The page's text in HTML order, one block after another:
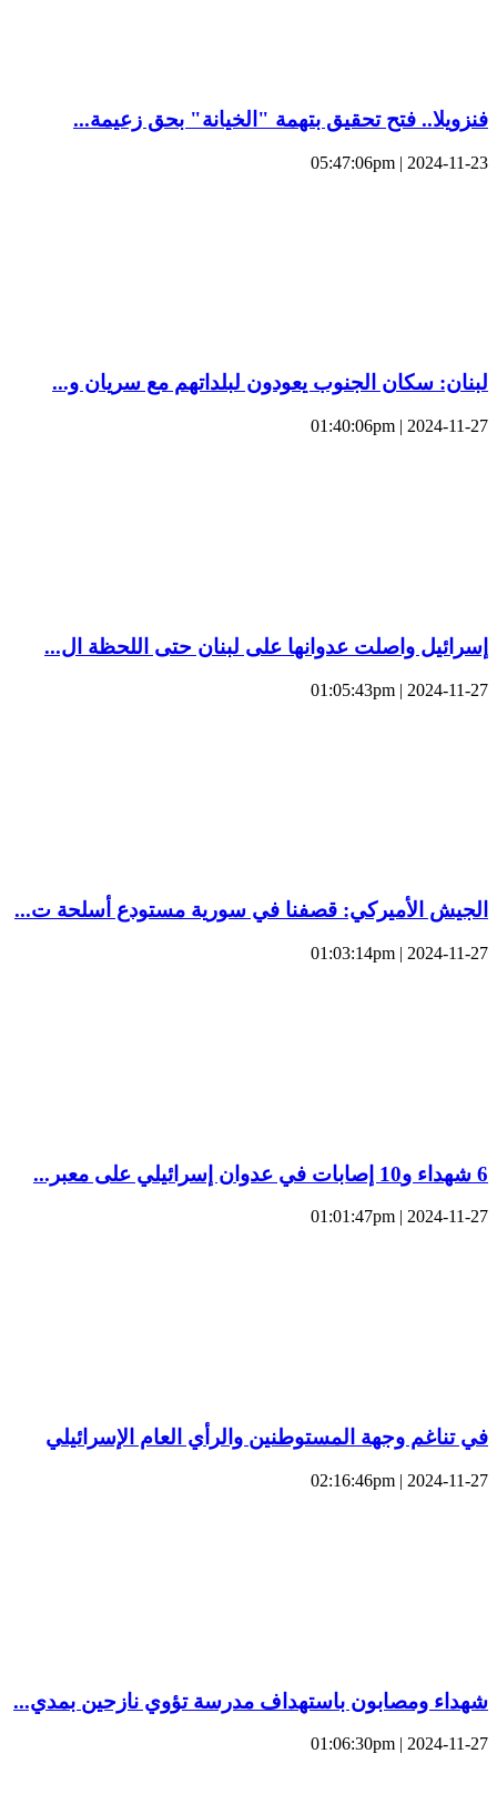
فنزويلا.. فتح تحقيق بتهمة "الخيانة" بحق زعيمة...
2024-11-23 | 05:47:06pm
لبنان: سكان الجنوب يعودون لبلداتهم مع سريان و...
2024-11-27 | 01:40:06pm
إسرائيل واصلت عدوانها على لبنان حتى اللحظة ال...
2024-11-27 | 01:05:43pm
الجيش الأميركي: قصفنا في سورية مستودع أسلحة ت...
2024-11-27 | 01:03:14pm
6 شهداء و10 إصابات في عدوان إسرائيلي على معبر...
2024-11-27 | 01:01:47pm
في تناغم وجهة المستوطنين والرأي العام الإسرائيلي
2024-11-27 | 02:16:46pm
شهداء ومصابون باستهداف مدرسة تؤوي نازحين بمدي...
2024-11-27 | 01:06:30pm